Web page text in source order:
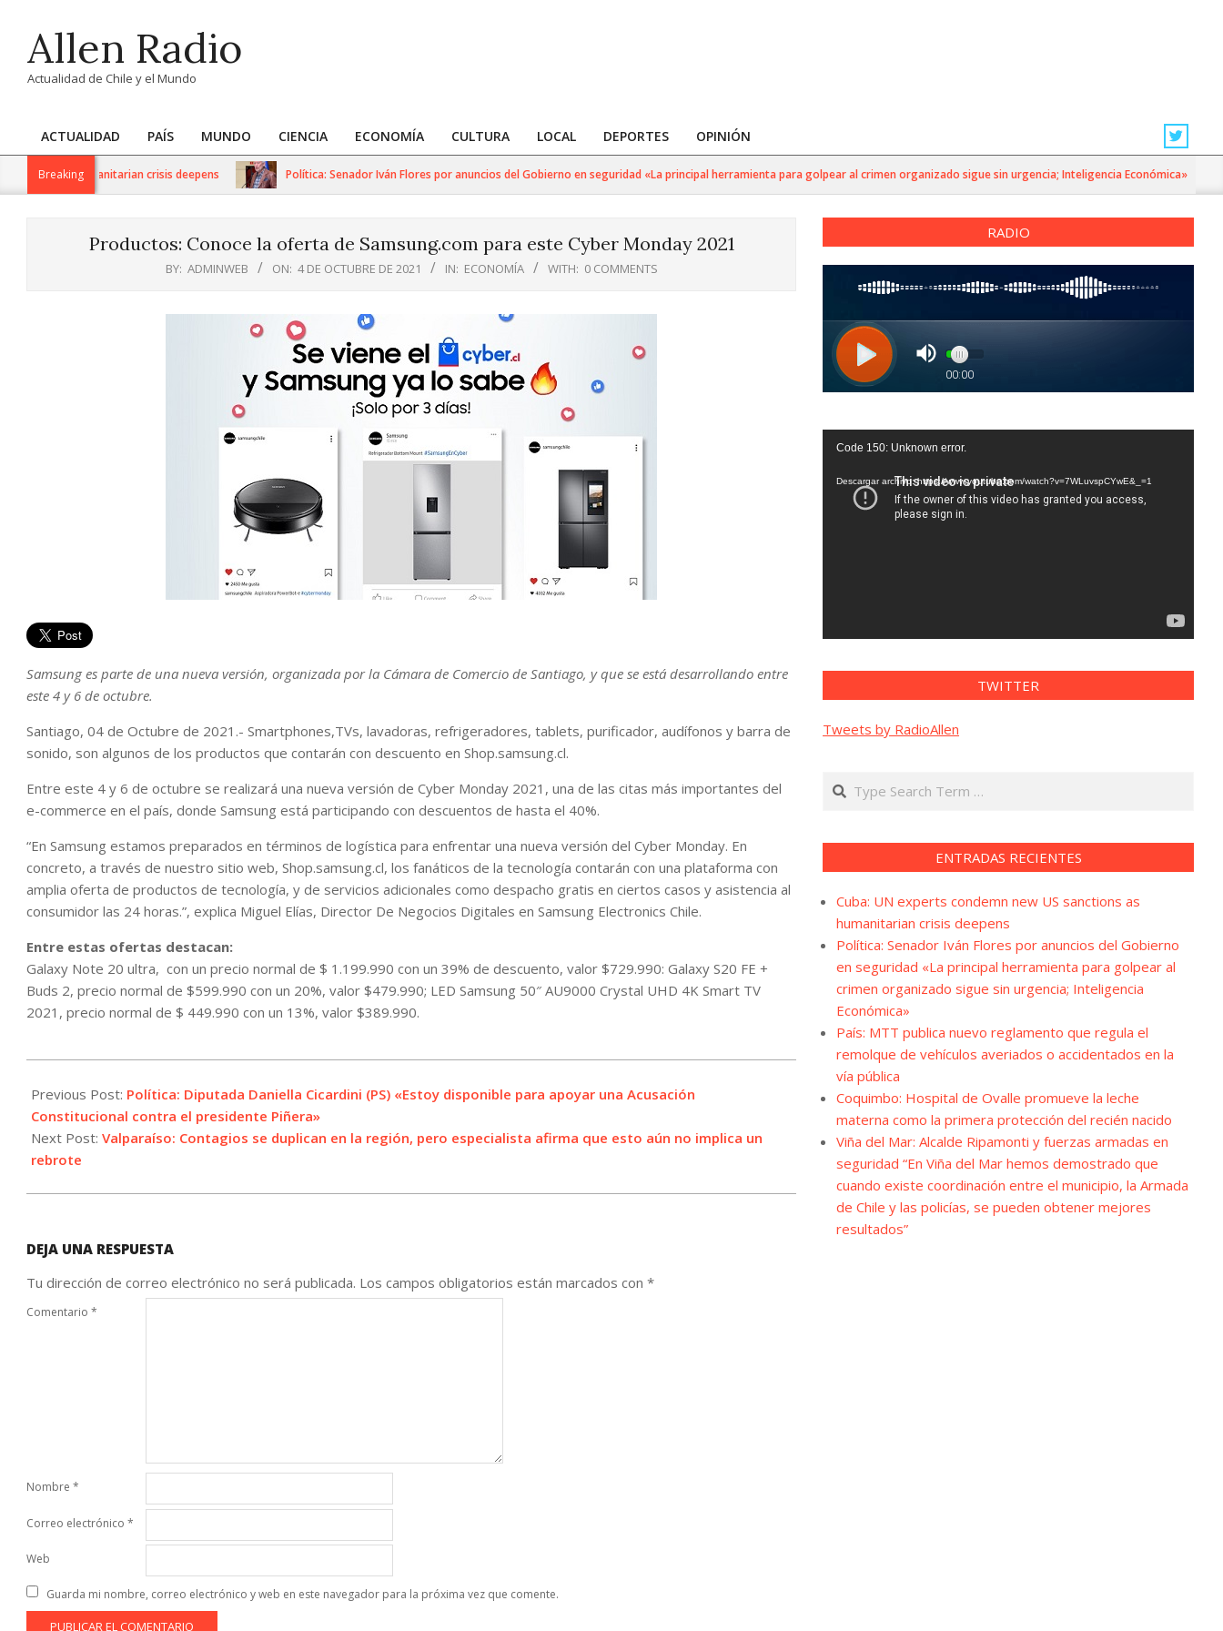
contentAllen Radio
Actualidad de Chile y el Mundo
Primary
Navigation
ACTUALIDAD PAÍS MUNDO CIENCIA ECONOMÍA CULTURA LOCAL DEPORTES OPINIÓN
Breaking
as humanitarian crisis deepens Política: Senador Iván Flores por anuncios del Gobierno en seguridad «La principal herramienta para golpear al crimen organizado sigue sin urgencia; Inteligencia Económica»
Productos: Conoce la oferta de Samsung.com para este Cyber Monday 2021
BY: ADMINWEB ON: 4 DE OCTUBRE DE 2021 IN: ECONOMÍA WITH: 0 COMMENTS
Samsung es parte de una nueva versión, organizada por la Cámara de Comercio de Santiago, y que se está desarrollando entre
este 4 y 6 de octubre.
Santiago, 04 de Octubre de 2021.- Smartphones,TVs, lavadoras, refrigeradores, tablets, purificador, audífonos y barra de
sonido, son algunos de los productos que contarán con descuento en Shop.samsung.cl.
Entre este 4 y 6 de octubre se realizará una nueva versión de Cyber Monday 2021, una de las citas más importantes del
e-commerce en el país, donde Samsung está participando con descuentos de hasta el 40%.
“En Samsung estamos preparados en términos de logística para enfrentar una nueva versión del Cyber Monday. En
concreto, a través de nuestro sitio web, Shop.samsung.cl, los fanáticos de la tecnología contarán con una plataforma con
amplia oferta de productos de tecnología, y de servicios adicionales como despacho gratis en ciertos casos y asistencia al
consumidor las 24 horas.”, explica Miguel Elías, Director De Negocios Digitales en Samsung Electronics Chile.
Entre estas ofertas destacan:
Galaxy Note 20 ultra, con un precio normal de $ 1.199.990 con un 39% de descuento, valor $729.990: Galaxy S20 FE +
Buds 2, precio normal de $599.990 con un 20%, valor $479.990; LED Samsung 50″ AU9000 Crystal UHD 4K Smart TV
2021, precio normal de $ 449.990 con un 13%, valor $389.990.
10-
04
Previous Post: Política: Diputada Daniella Cicardini (PS) «Estoy disponible para apoyar una Acusación
Constitucional contra el presidente Piñera»
Next Post: Valparaíso: Contagios se duplican en la región, pero especialista afirma que esto aún no implica un
rebrote
DEJA UNA RESPUESTA
Tu dirección de correo electrónico no será publicada. Los campos obligatorios están marcados con *
Comentario *
Nombre *
Correo electrónico *
Web
Guarda mi nombre, correo electrónico y web en este navegador para la próxima vez que comente.
RADIO
Reproductor
vídeo
Code 150: Unknown error.
Descargar archivo: https://www.youtube.com/watch?v=7WLuvspCYwE&_=1
TWITTER
Tweets by RadioAllen
Search
ENTRADAS RECIENTES
Cuba: UN experts condemn new US sanctions as
humanitarian crisis deepens
Política: Senador Iván Flores por anuncios del Gobierno
en seguridad «La principal herramienta para golpear al
crimen organizado sigue sin urgencia; Inteligencia
Económica»
País: MTT publica nuevo reglamento que regula el
remolque de vehículos averiados o accidentados en la
vía pública
Coquimbo: Hospital de Ovalle promueve la leche
materna como la primera protección del recién nacido
Viña del Mar: Alcalde Ripamonti y fuerzas armadas en
seguridad “En Viña del Mar hemos demostrado que
cuando existe coordinación entre el municipio, la Armada
de Chile y las policías, se pueden obtener mejores
resultados”